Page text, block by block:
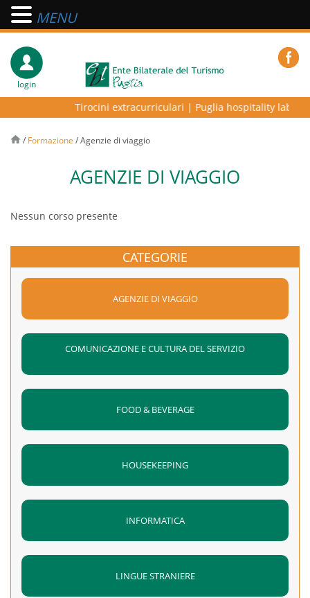
login
Tirocini extracurriculari|Puglia hospitality lab –
/ Formazione /Agenzie di viaggio
AGENZIE DI VIAGGIO
Nessun corso presente
CATEGORIE
AGENZIE DI VIAGGIO
COMUNICAZIONE E CULTURA DEL SERVIZIO
FOOD & BEVERAGE
HOUSEKEEPING
INFORMATICA
LINGUE STRANIERE
MENU